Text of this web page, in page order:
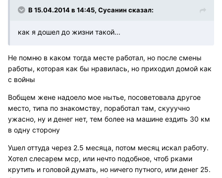
В 15.04.2014 в 14:45, Сусанин сказал:
как я дошел до жизни такой...
Не помню в каком тогда месте работал, но после смены
работы, которая как бы нравилась, но приходил домой как
с войны
Вобщем жене надоело мое нытье, посоветовала другое
место, типа по знакомству, поработал там, скууучно
ужасно, ну и денег нет, тем более на машине ездить 30 км
в одну сторону
Ушел оттуда через 2.5 месяца, потом месяц искал работу.
Хотел слесарем мср, или нечто подобное, чтоб рками
крутить и головой думать, но ничего путного, или денег 25.